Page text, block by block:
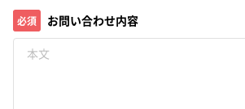
必須 お問い合わせ内容